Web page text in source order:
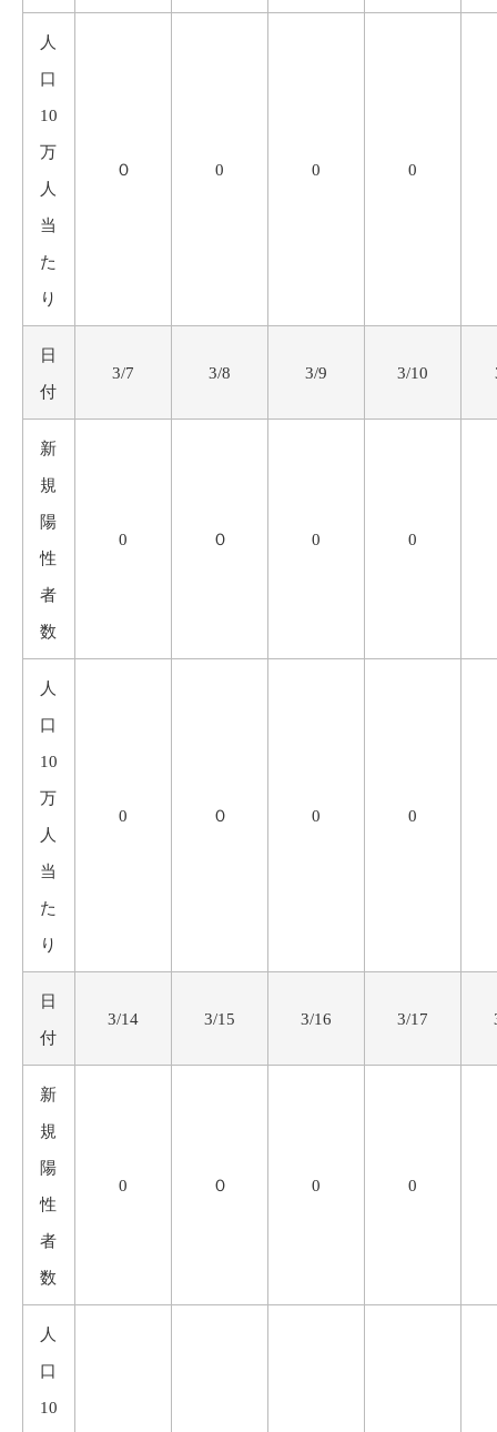
人
口
10
万
人
当
た
り
０ 0 0 0
日
付
3/7 3/8 3/9 3/10
新
規
陽
性
者
数
0 ０ 0 0
人
口
10
万
人
当
た
り
0 ０ 0 0
日
付
3/14 3/15 3/16 3/17
新
規
陽
性
者
数
0 ０ 0 0
人
口
10